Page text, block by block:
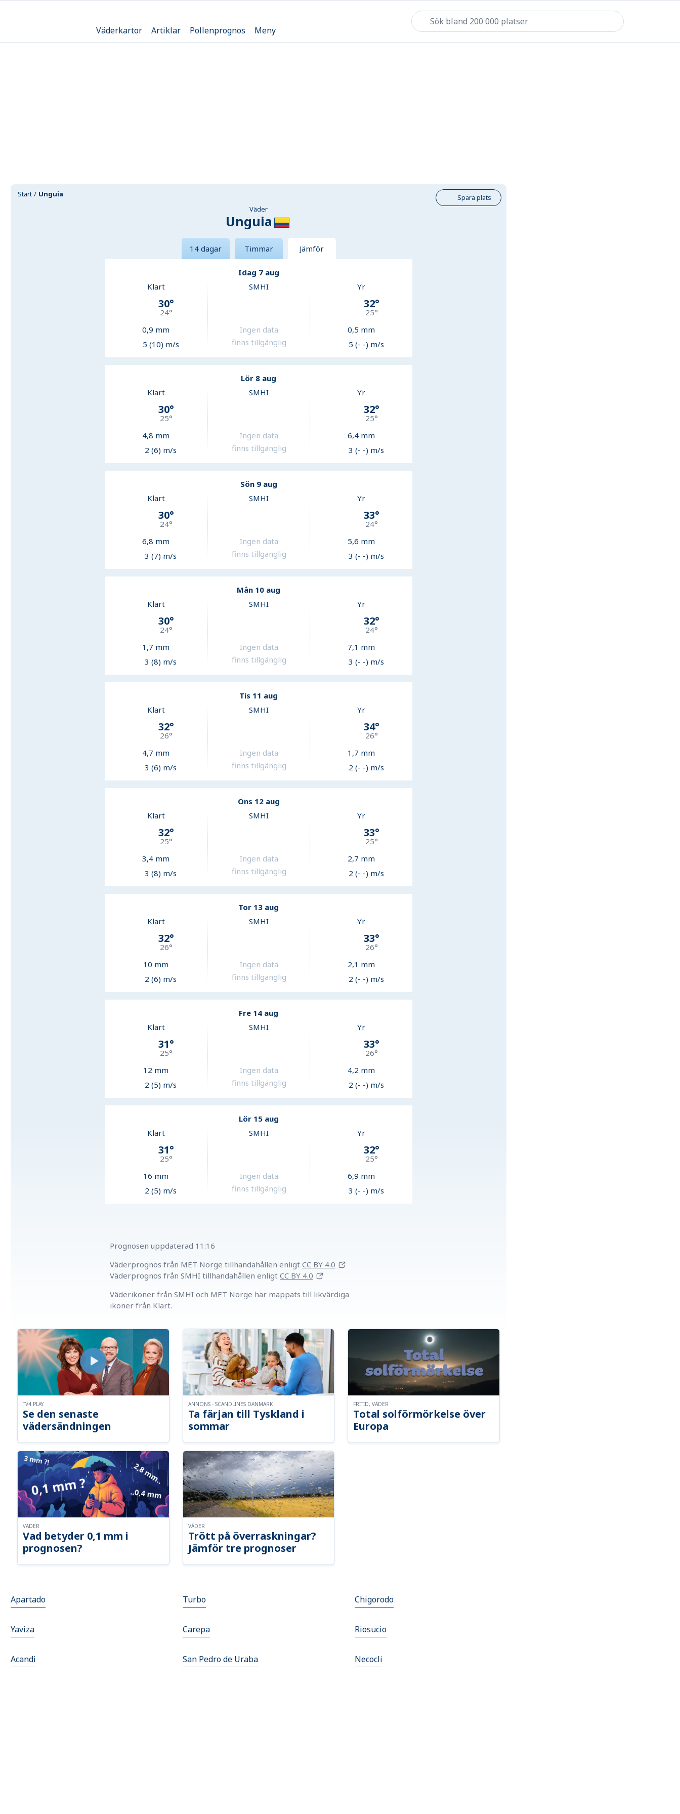
Väderkartor Artiklar Pollenprognos Meny
Start Unguia
Spara plats
Väder
Unguia
14 dagar Timmar Jämför
Idag 7 aug
Klart
30°
24°
0,9 mm
5 (10) m/s
SMHI
Ingen data
finns tillgänglig
Yr
32°
25°
0,5 mm
5 (- -) m/s
Lör 8 aug
Klart
30°
25°
4,8 mm
2 (6) m/s
SMHI
Ingen data
finns tillgänglig
Yr
32°
25°
6,4 mm
3 (- -) m/s
Sön 9 aug
Klart
30°
24°
6,8 mm
3 (7) m/s
SMHI
Ingen data
finns tillgänglig
Yr
33°
24°
5,6 mm
3 (- -) m/s
Mån 10 aug
Klart
30°
24°
1,7 mm
3 (8) m/s
SMHI
Ingen data
finns tillgänglig
Yr
32°
24°
7,1 mm
3 (- -) m/s
Tis 11 aug
Klart
32°
26°
4,7 mm
3 (6) m/s
SMHI
Ingen data
finns tillgänglig
Yr
34°
26°
1,7 mm
2 (- -) m/s
Ons 12 aug
Klart
32°
25°
3,4 mm
3 (8) m/s
SMHI
Ingen data
finns tillgänglig
Yr
33°
25°
2,7 mm
2 (- -) m/s
Tor 13 aug
Klart
32°
26°
10 mm
2 (6) m/s
SMHI
Ingen data
finns tillgänglig
Yr
33°
26°
2,1 mm
2 (- -) m/s
Fre 14 aug
Klart
31°
25°
12 mm
2 (5) m/s
SMHI
Ingen data
finns tillgänglig
Yr
33°
26°
4,2 mm
2 (- -) m/s
Lör 15 aug
Klart
31°
25°
16 mm
2 (5) m/s
SMHI
Ingen data
finns tillgänglig
Yr
32°
25°
6,9 mm
3 (- -) m/s
Prognosen uppdaterad 11:16
Väderprognos från MET Norge tillhandahållen enligt CC BY 4.0
Väderprognos från SMHI tillhandahållen enligt CC BY 4.0
Väderikoner från SMHI och MET Norge har mappats till likvärdiga
ikoner från Klart.
Se den senaste
vädersändningen
TV4 PLAY
Ta färjan till Tyskland i
sommar
ANNONS - SCANDLINES DANMARK
Total solförmörkelse över
Europa
FRITID, VÄDER
Vad betyder 0,1 mm i
prognosen?
VÄDER
Trött på överraskningar?
Jämför tre prognoser
VÄDER
Apartado Turbo Chigorodo
Yaviza Carepa Riosucio
Acandi San Pedro de Uraba Necocli